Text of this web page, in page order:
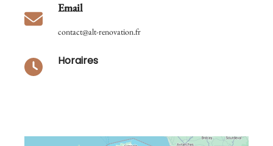
Email
contact@alt-renovation.fr
Horaires